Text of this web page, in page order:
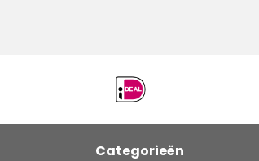
Categorieën